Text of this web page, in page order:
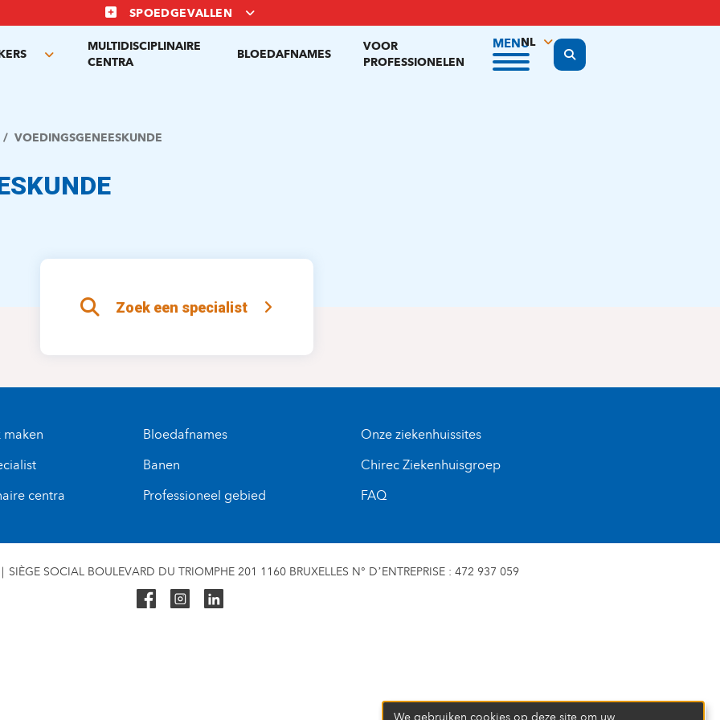
SPOEDGEVALLEN
Toggle
MULTIDISCIPLINAIRE
CENTRA
BLOEDAFNAMES
VOOR
PROFESSIONELEN
MENU
Display the search form
NL
FR
VOEDINGSGENEESKUNDE
Zoek een specialist
maken
centra
Bloedafnames
Banen
Professioneel gebied
Onze ziekenhuissites
Chirec Ziekenhuisgroep
FAQ
SIÈGE SOCIAL BOULEVARD DU TRIOMPHE 201 1160 BRUXELLES N° D’ENTREPRISE : 472 937 059
We gebruiken cookies op deze site om uw